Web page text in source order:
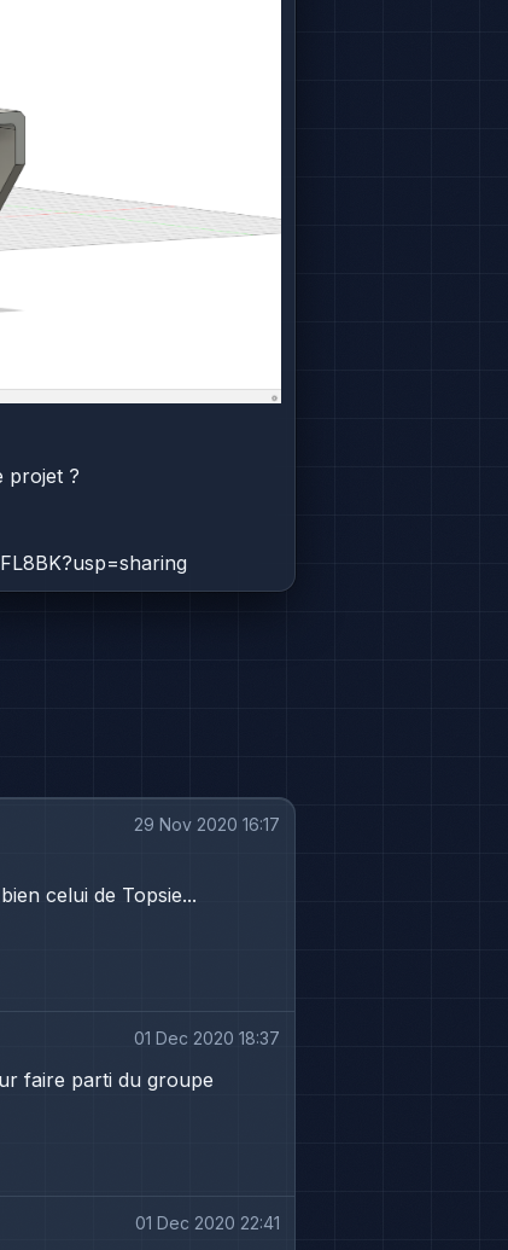
projet ?
29 Nov 2020 16:17
celui de Topsie...
01 Dec 2020 18:37
faire parti du groupe
01 Dec 2020 22:41